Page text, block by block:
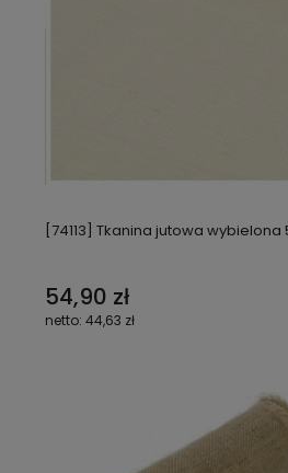
[74113] Tkanina jutowa
54,90 zł
44,63 zł